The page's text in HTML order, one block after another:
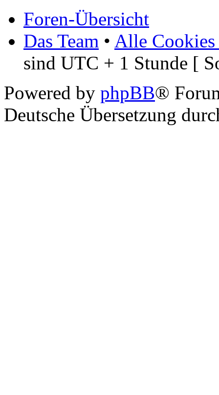
Foren-Übersicht
Das Team • Alle Cookies
sind UTC + 1 Stunde [
Powered by phpBB®
Deutsche Übersetzung